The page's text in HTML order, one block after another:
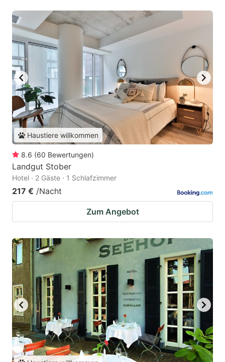
Haustiere willkommen
8.6 (60 Bewertungen)
Landgut Stober
Hotel · 2 Gäste · 1 Schlafzimmer
217 € /Nacht
Zum Angebot